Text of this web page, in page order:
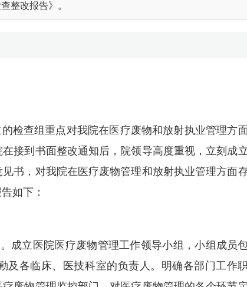
整改报告》。
检查组重点对我院在医疗废物和放射执业管理方面
接到书面整改通知后，院领导高度重视，立刻成
书，对我院在医疗废物管理和放射执业管理方面
如下：
成立医院医疗废物管理工作领导小组，小组成员
及各临床、医技科室的负责人。明确各部门工作职